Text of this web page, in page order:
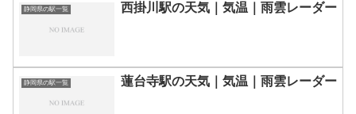
静岡県の駅一覧 西掛川駅の天気｜気温｜雨雲レーダー
静岡県の駅一覧 蓮台寺駅の天気｜気温｜雨雲レーダー